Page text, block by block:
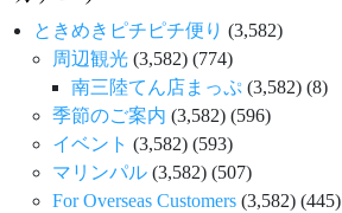
ときめきピチピチ便り (3,582)
周辺観光 (3,582) (774)
南三陸てん店まっぷ (3,582) (8)
季節のご案内 (3,582) (596)
イベント (3,582) (593)
マリンパル (3,582) (507)
For Overseas Customers (3,582) (445)